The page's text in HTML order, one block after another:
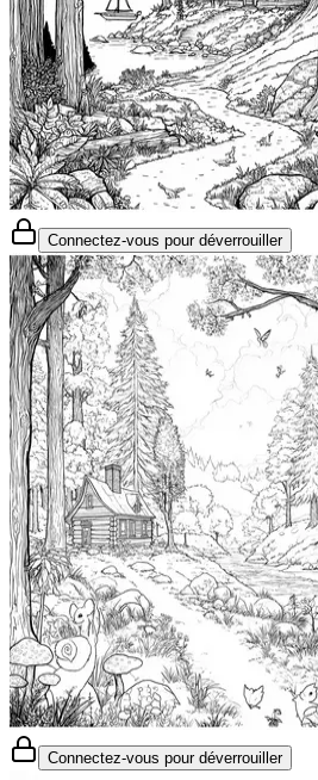
Connectez-vous pour déverrouiller
Connectez-vous pour déverrouiller